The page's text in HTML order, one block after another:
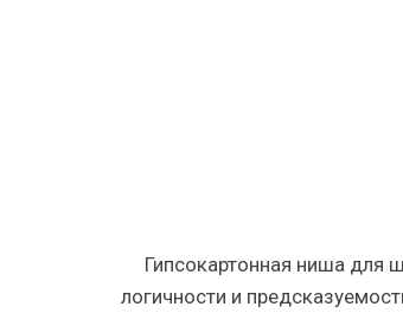
Гипсокартонная ниша для
логичности и